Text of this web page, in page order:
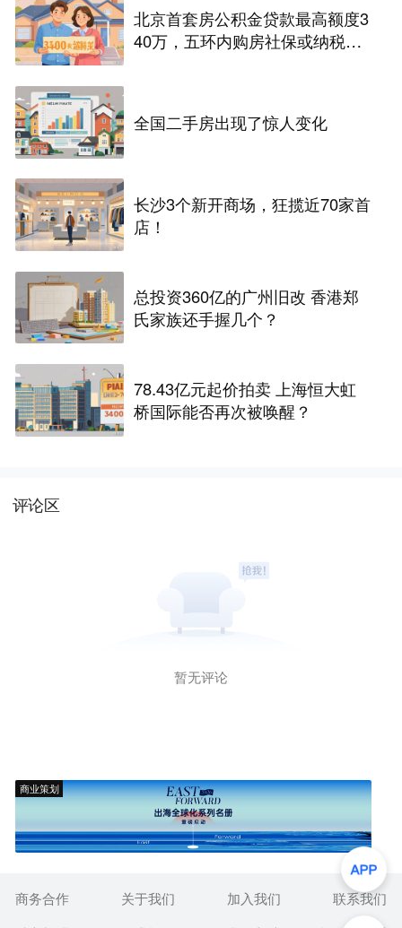
北京首套房公积金贷款最高额度3
40万，五环内购房社保或纳税满
全国二手房出现了惊人变化
长沙3个新开商场，狂揽近70家首
店！
总投资360亿的广州旧改 香港郑
氏家族还手握几个？
78.43亿元起价拍卖 上海恒大虹
桥国际能否再次被唤醒？
评论区
暂无评论
商业策划
商务合作 关于我们 加入我们
联系我们